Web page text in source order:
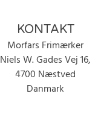
KONTAKT
Morfars Frimærker
Niels W. Gades Vej 16,
4700 Næstved
Danmark